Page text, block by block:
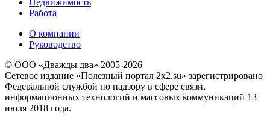
Недвижимость
Работа
О компании
Руководство
© ООО «Дважды два» 2005-2026
Сетевое издание «Полезный портал 2x2.su» зарегистрировано
Федеральной службой по надзору в сфере связи,
информационных технологий и массовых коммуникаций 13
июля 2018 года.